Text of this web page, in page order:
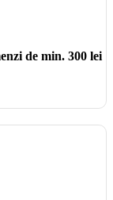
de min. 300 lei